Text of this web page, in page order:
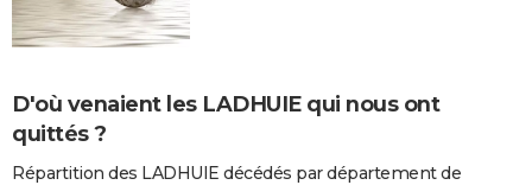
D'où venaient les LADHUIE qui nous ont
quittés ?
Répartition des LADHUIE décédés par département de